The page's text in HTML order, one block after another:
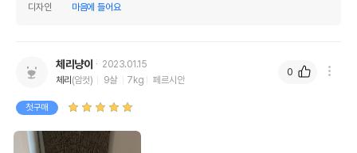
디자인
마음에 들어요
체리냥이
2023.01.15
체리(암컷) 9살 7kg 페르시안
첫구매
0